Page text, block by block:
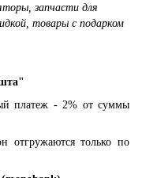
запчасти для
товары с подарком
платеж - 2% от суммы
только по